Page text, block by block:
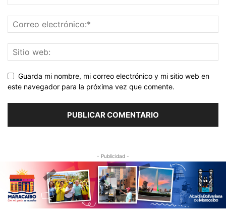
Guarda mi nombre, mi correo electrónico y mi sitio web en
este navegador para la próxima vez que comente.
- Publicidad -